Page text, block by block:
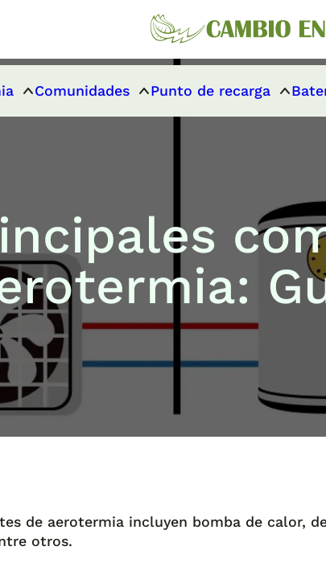
Comunidades Punto de recarga
de aerotermia incluyen bomba de calor,
otros.